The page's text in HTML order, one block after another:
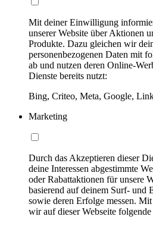
Mit deiner Einwilligung
unserer Website über Aktionen
Produkte. Dazu gleichen wir
personenbezogenen Daten mit
ab und nutzen deren Online-
Dienste bereits nutzt:
Bing, Criteo, Meta, Google,
Marketing
Durch das Akzeptieren dieser
deine Interessen abgestimmte
oder Rabattaktionen für unsere
basierend auf deinem Surf- und
sowie deren Erfolge messen.
wir auf dieser Webseite